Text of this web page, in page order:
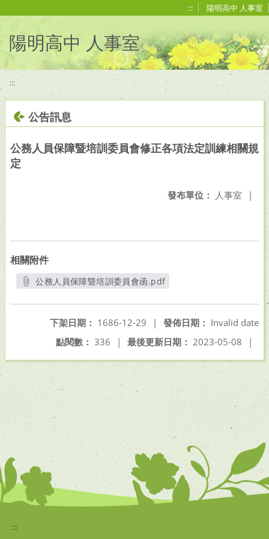
::: 陽明高中 人事室
陽明高中 人事室
:::
公告訊息
公務人員保障暨培訓委員會修正各項法定訓練相關規
定
發布單位： 人事室 |
相關附件
公務人員保障暨培訓委員會函.pdf
發佈日期： Invalid date
下架日期： 1686-12-29
|
最後更新日期： 2023-05-08 |
點閱數： 336 |
:::